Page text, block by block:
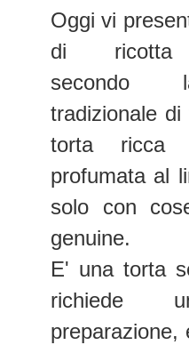
Oggi vi
di ricotta
secondo
tradizionale
torta ricca
profumata al
solo con
genuine.
E' una torta
richiede
preparazione,